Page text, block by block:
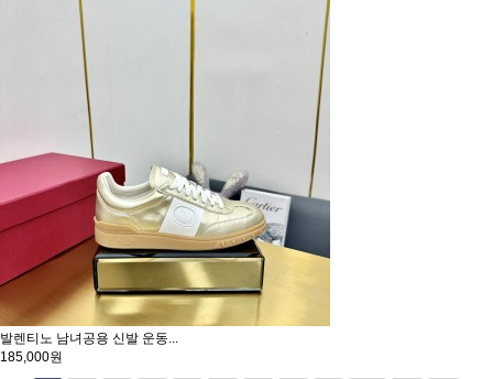
발렌티노 남녀공용 신발 운동...
185,000원